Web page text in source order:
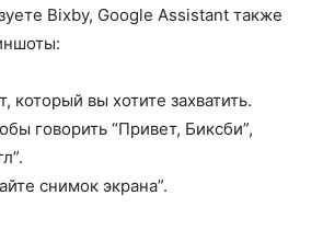
Bixby, Google Assistant также
который вы хотите захватить.
говорить “Привет, Биксби”,
снимок экрана”.